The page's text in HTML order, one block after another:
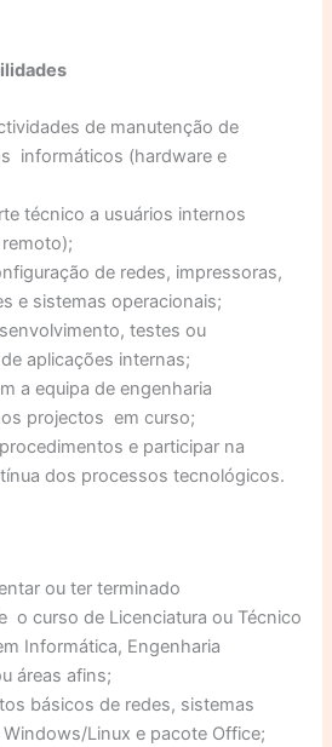
de manutenção de
informáticos (hardware e
técnico a usuários internos
de redes, impressoras,
e sistemas operacionais;
testes ou
aplicações internas;
a equipa de engenharia
projectos em curso;
e participar na
dos processos tecnológicos.
ou ter terminado
o curso de Licenciatura ou Técnico
Informática, Engenharia
áreas afins;
básicos de redes, sistemas
Linux e pacote Office;